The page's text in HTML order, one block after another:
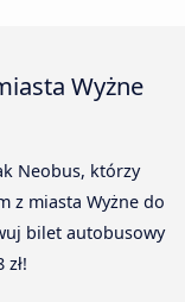
Wyżne
Neobus, którzy
z miasta Wyżne do
bilet autobusowy